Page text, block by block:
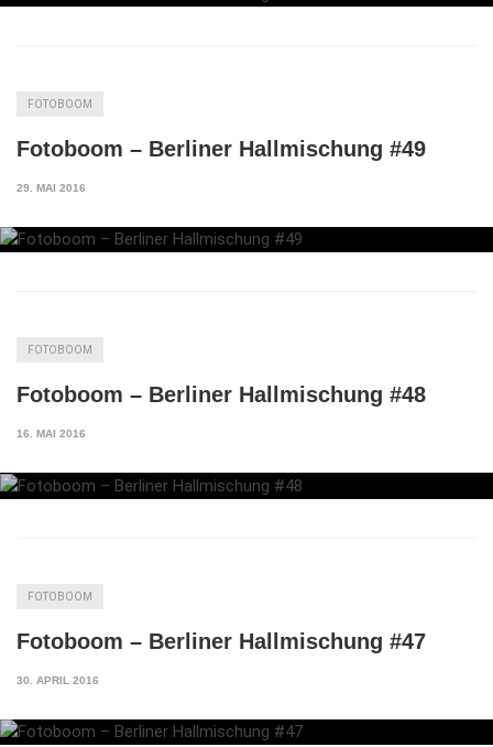
FOTOBOOM
Fotoboom – Berliner Hallmischung #49
29. MAI 2016
FOTOBOOM
Fotoboom – Berliner Hallmischung #48
16. MAI 2016
FOTOBOOM
Fotoboom – Berliner Hallmischung #47
30. APRIL 2016